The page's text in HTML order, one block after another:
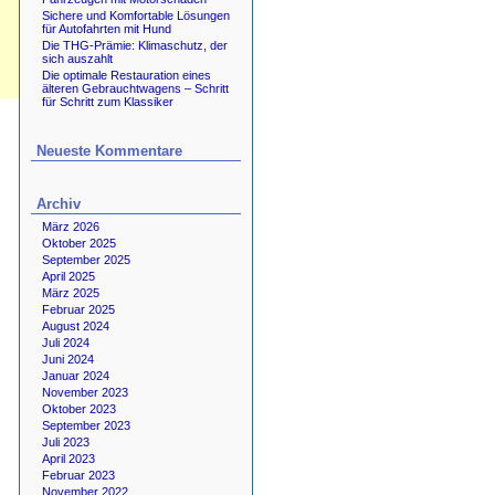
Sichere und Komfortable Lösungen
für Autofahrten mit Hund
Die THG-Prämie: Klimaschutz, der
sich auszahlt
Die optimale Restauration eines
älteren Gebrauchtwagens – Schritt
für Schritt zum Klassiker
Neueste Kommentare
Archiv
März 2026
Oktober 2025
September 2025
April 2025
März 2025
Februar 2025
August 2024
Juli 2024
Juni 2024
Januar 2024
November 2023
Oktober 2023
September 2023
Juli 2023
April 2023
Februar 2023
November 2022